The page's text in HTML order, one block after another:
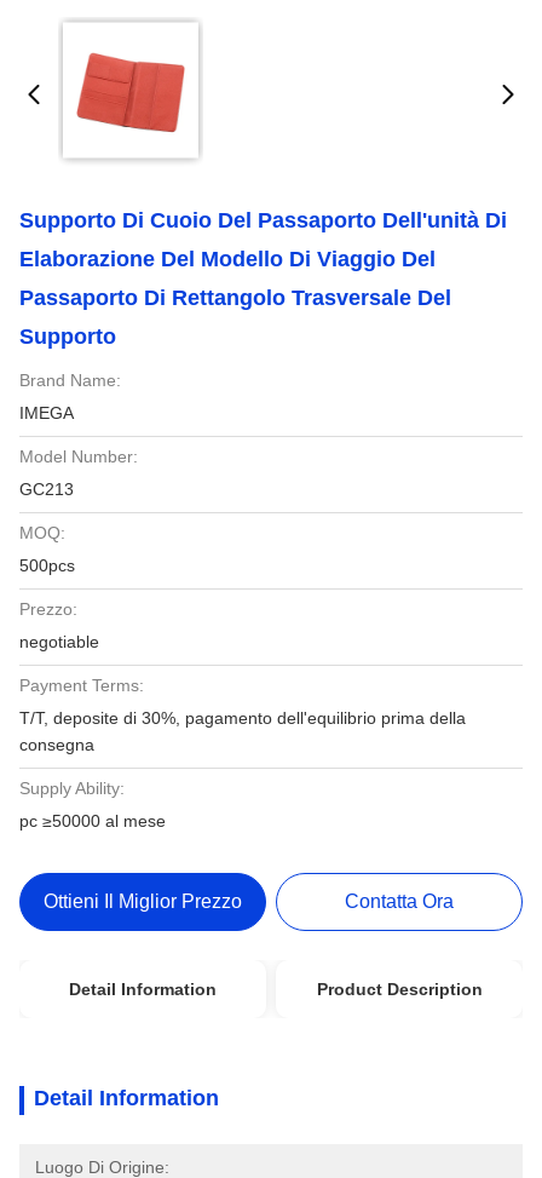
Supporto Di Cuoio Del Passaporto Dell'unità Di
Elaborazione Del Modello Di Viaggio Del
Passaporto Di Rettangolo Trasversale Del
Supporto
Brand Name:
IMEGA
Model Number:
GC213
MOQ:
500pcs
Prezzo:
negotiable
Payment Terms:
T/T, deposite di 30%, pagamento dell'equilibrio prima della
consegna
Supply Ability:
pc ≥50000 al mese
Ottieni Il Miglior Prezzo Contatta Ora
Detail Information Product Description
Detail Information
Luogo Di Origine: